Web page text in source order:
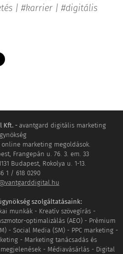
| #karrier | #digitális
Kft. -avantgard digitális marketing
marketing megoldások.
Frangepán u. 76. 3. em. 33
Budapest, Rokolya u. 1-13.
1 / 618 0290
szolgáltatásaink:
munkák - Kreatív szövegírás -
optimalizálás (AEO) - Prémium
- Social Media (SM) - PPC marketing -
- Marketing tanácsadás és
- Médiavásárlás - Digital